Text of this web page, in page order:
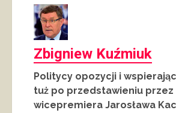
Zbigniew Kuźmiuk
Politycy opozycji i
tuż po przedstawieniu przez
wicepremiera Jarosława